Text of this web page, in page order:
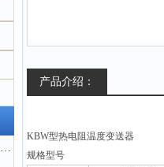
直柄式圆柱表面热电偶 WREM、WRNM-201A系列简介
产品介绍：
KBW型热电阻温度变送器
规格型号